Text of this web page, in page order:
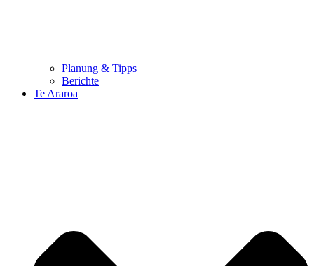
Planung & Tipps
Berichte
Te Araroa